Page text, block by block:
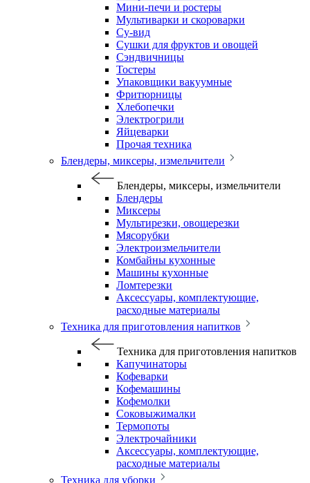
Мини-печи и ростеры
Мультиварки и скороварки
Су-вид
Сушки для фруктов и овощей
Сэндвичницы
Тостеры
Упаковщики вакуумные
Фритюрницы
Хлебопечки
Электрогрили
Яйцеварки
Прочая техника
Блендеры, миксеры, измельчители
Блендеры, миксеры, измельчители
Блендеры
Миксеры
Мультирезки, овощерезки
Мясорубки
Электроизмельчители
Комбайны кухонные
Машины кухонные
Ломтерезки
Аксессуары, комплектующие,
расходные материалы
Техника для приготовления напитков
Техника для приготовления напитков
Капучинаторы
Кофеварки
Кофемашины
Кофемолки
Соковыжималки
Термопоты
Электрочайники
Аксессуары, комплектующие,
расходные материалы
Техника для уборки